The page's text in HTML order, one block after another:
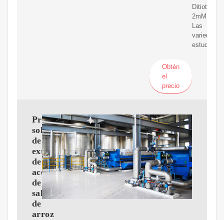
Ditiotreitol
2mM.
Las
variedades
estudia-
Obtén
el
precio
Proceso
solvente
de
extracción
de
aceite
de
salvado
de
arroz